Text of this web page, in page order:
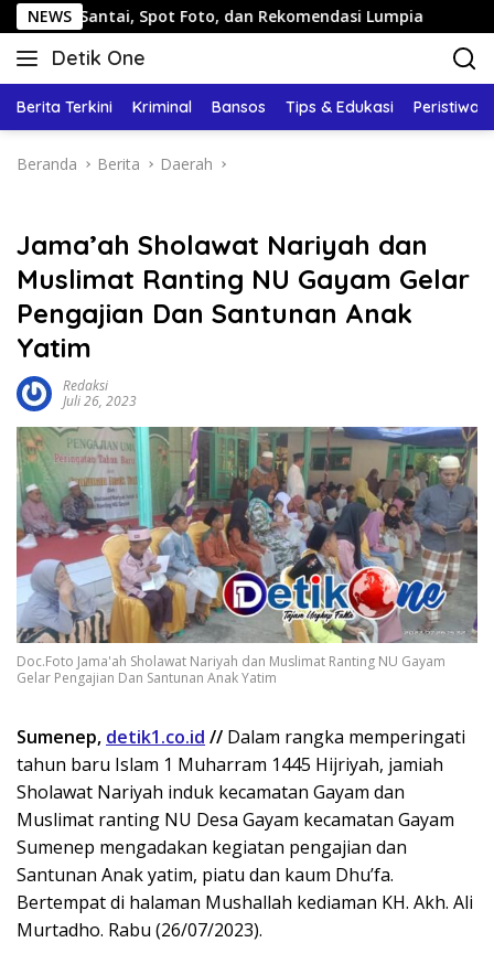
Langsung
ke
konten
NEWS
Spot Foto, dan Rekomendasi Lumpia Panduan
Detik One
Tajam
Fakta
Berita Terkini Kriminal Bansos Tips & Edukasi Peristiwa
Beranda Berita Daerah
Jama’ah Sholawat Nariyah dan
Muslimat Ranting NU Gayam Gelar
Pengajian Dan Santunan Anak
Yatim
Redaksi
Juli 26, 2023
Doc.Foto Jama'ah Sholawat Nariyah dan Muslimat Ranting NU Gayam
Gelar Pengajian Dan Santunan Anak Yatim
Sumenep, detik1.co.id // Dalam rangka memperingati
tahun baru Islam 1 Muharram 1445 Hijriyah, jamiah
Sholawat Nariyah induk kecamatan Gayam dan
Muslimat ranting NU Desa Gayam kecamatan Gayam
Sumenep mengadakan kegiatan pengajian dan
Santunan Anak yatim, piatu dan kaum Dhu’fa.
Bertempat di halaman Mushallah kediaman KH. Akh. Ali
Murtadho. Rabu (26/07/2023).